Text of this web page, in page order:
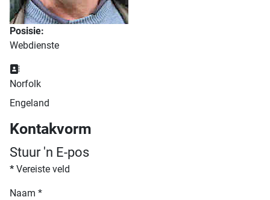
Posisie:
Webdienste
Adres:
Norfolk
Engeland
Kontakvorm
Stuur 'n E-pos
* Vereiste veld
Naam *